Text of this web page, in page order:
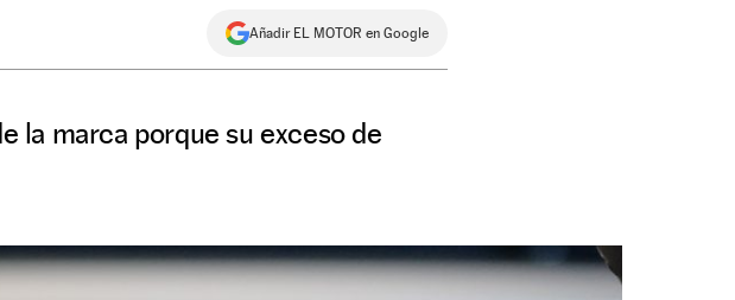
Añadir EL MOTOR en Google
la marca porque su exceso de